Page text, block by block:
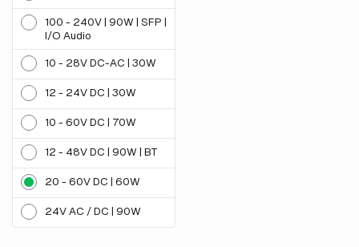
100 - 240V | 90W | SFP |
I/O Audio
10 - 28V DC-AC | 30W
12 - 24V DC | 30W
10 - 60V DC | 70W
12 - 48V DC | 90W | BT
20 - 60V DC | 60W
24V AC / DC | 90W